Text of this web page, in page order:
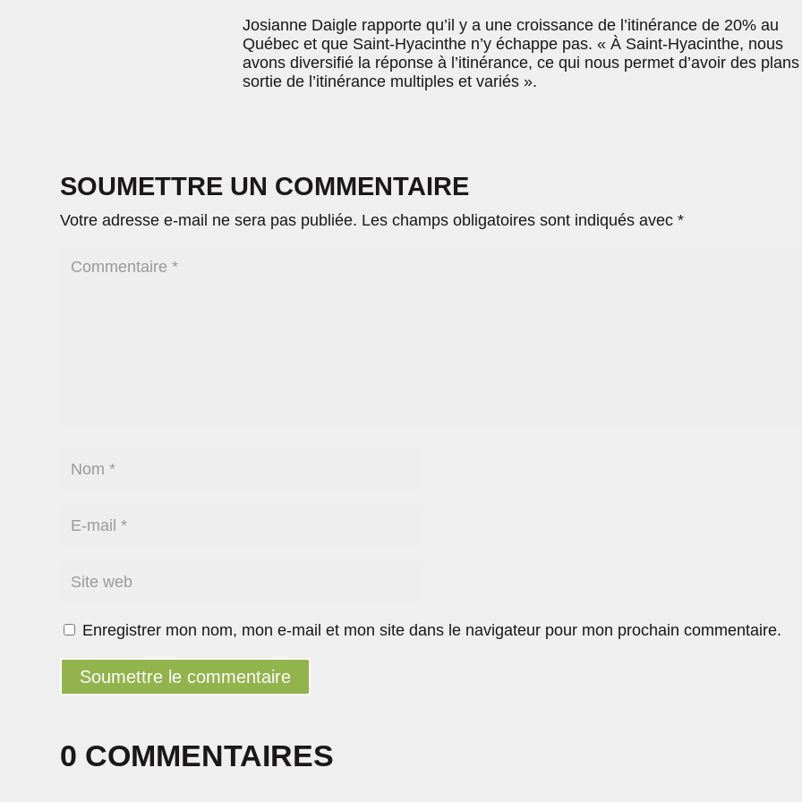
Josianne Daigle rapporte qu’il y a une croissance de l’itinérance de 20% au
Québec et que Saint-Hyacinthe n’y échappe pas. « À Saint-Hyacinthe, nous
avons diversifié la réponse à l’itinérance, ce qui nous permet d’avoir des
sortie de l’itinérance multiples et variés ».
0 COMMENTAIRES
SOUMETTRE UN COMMENTAIRE
Votre adresse e-mail ne sera pas publiée. Les champs obligatoires sont indiqués avec*
Enregistrer mon nom, mon e-mail et mon site dans le navigateur pour mon prochain commentaire.
Soumettre le commentaire